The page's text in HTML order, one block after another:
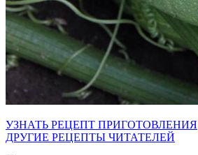
УЗНАТЬ РЕЦЕПТ ПРИГОТОВЛЕНИЯ
ДРУГИЕ РЕЦЕПТЫ ЧИТАТЕЛЕЙ